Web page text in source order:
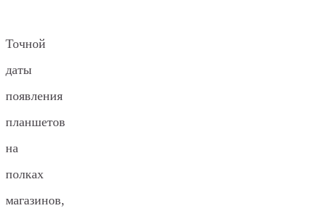
Точной
даты
появления
планшетов
на
полках
магазинов,